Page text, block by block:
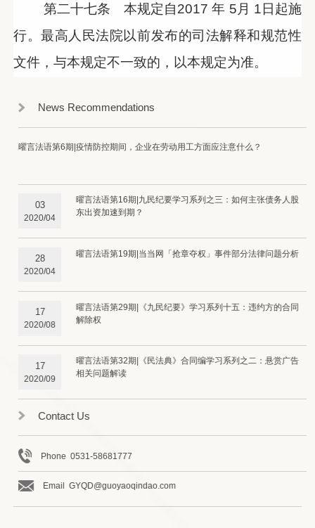
第二十七条 本规定自2017 年 5 月 1 日起施
行。最高人民法院以前发布的司法解释和规范性
文件，与本规定不一致的，以本规定为准。
News Recommendations
曜言法语第6期|疫情防控期间，企业在劳动用工方面应注意什么？
03
2020/04
曜言法语第16期|九民纪要学习系列之三：如何主张债务人股
东出资加速到期？
28
2020/04
曜言法语第19期|当当网「抢章夺权」事件部分法律问题分析
17
2020/08
曜言法语第29期|《九民纪要》学习系列十五：违约方的合同
解除权
17
2020/09
曜言法语第32期|《民法典》合同编学习系列之二：悬赏广告
相关问题解读
Contact Us
Phone 0531-58681777
Email GYQD@guoyaoqindao.com